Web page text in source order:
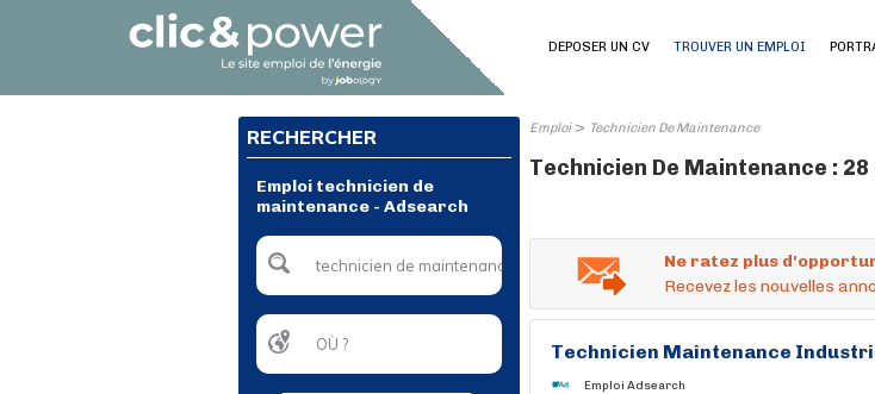
DEPOSER UN CV TROUVER UN EMPLOI
RECHERCHER
Emploi technicien de
maintenance - Adsearch
Emploi> Technicien De Maintenance
Technicien De Maintenance :
Ne ratez plus
Recevez les nouvelles
Technicien Maintenance
Emploi Adsearch